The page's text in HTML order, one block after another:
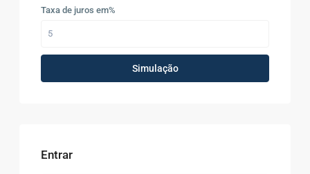
Taxa de juros em%
Simulação
Entrar